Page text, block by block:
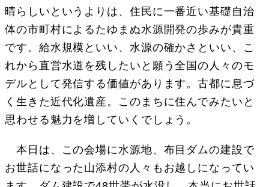
晴らしいというよりは、住民に一番近い基礎自治
体の市町村によるたゆまぬ水源開発の歩みが貴重
です。給水規模といい、水源の確かさといい、こ
れから直営水道を残したいと願う全国の人々のモ
デルとして発信する価値があります。古都に息づ
く生きた近代化遺産。このまちに住んでみたいと
思わせる魅力を増していくでしょう。
本日は、この会場に水源地、布目ダムの建設で
お世話になった山添村の人々もお越しになってい